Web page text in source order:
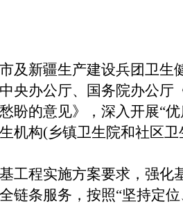
及新疆生产建设兵团卫生
办公厅、国务院办公厅
盼的意见》，深入开展“
机构(乡镇卫生院和社区
程实施方案要求，强化基
链条服务，按照“坚持定